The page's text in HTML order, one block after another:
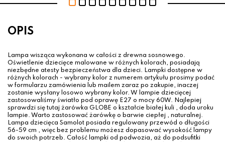
OPIS
Lampa wisząca wykonana w całości z drewna sosnowego.
Oświetlenie dziecięce malowane w różnych kolorach, posiadają
niezbędne atesty bezpieczeństwa dla dzieci. Lampki dostępne w
różnych kolorach - wybrany kolor z numerem artykułu prosimy podać
w formularzu zamówienia lub mailem zaraz po zakupie, inaczej
zostanie wysłany losowo wybrany kolor. W lampie dziecięcej
zastosowaliśmy światło pod oprawę E27 o mocy 60W. Najlepiej
sprawdzi się tutaj żarówka GLOBE o kształcie białej kuli , doda uroku
lampie. Warto zastosować żarówkę o barwie ciepłej , naturalnej.
Lampa dziecięca Samolot posiada regulowany przewód o długości
56-59 cm , więc bez problemu możesz dopasować wysokość lampy
do swoich potrzeb. Całość lampki od podwozia, aż do podsufitki